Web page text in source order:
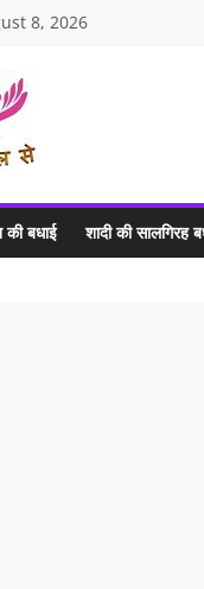
8, 2026
की बधाई शादी की सालगिरह